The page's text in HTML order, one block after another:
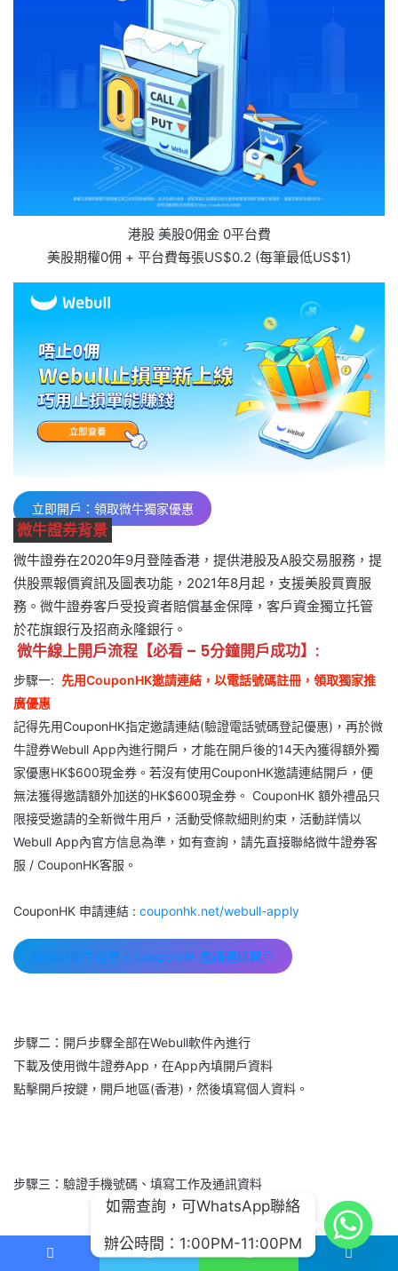
港股 美股0佣金 0平台費
美股期權0佣 + 平台費每張US$0.2 (每筆最低US$1)
立即開戶：領取微牛獨家優惠
微牛證券背景
微牛證券在2020年9月登陸香港，提供港股及A股交易服務，提
供股票報價資訊及圖表功能，2021年8月起，支援美股買賣服
務。微牛證券客戶受投資者賠償基金保障，客戶資金獨立托管
於花旗銀行及招商永隆銀行。
微牛線上開戶流程【必看 – 5分鐘開戶成功】:
步驟一: 先用CouponHK邀請連結，以電話號碼註冊，領取獨家推
廣優惠
記得先用CouponHK指定邀請連結(驗證電話號碼登記優惠)，再於微
牛證券Webull App內進行開戶，才能在開戶後的14天內獲得額外獨
家優惠HK$600現金券。若沒有使用CouponHK邀請連結開戶，便
無法獲得邀請額外加送的HK$600現金券。 CouponHK 額外禮品只
限接受邀請的全新微牛用戶，活動受條款細則約束，活動詳情以
Webull App內官方信息為準，如有查詢，請先直接聯絡微牛證券客
服 / CouponHK客服。
CouponHK 申請連結 : couponhk.net/webull-apply
Webull微牛證券 x CouponHK 邀請連結開戶
步驟二：開戶步驟全部在Webull軟件內進行
下載及使用微牛證券App，在App內填開戶資料
點擊開戶按鍵，開戶地區(香港)，然後填寫個人資料。
步驟三：驗證手機號碼、填寫工作及通訊資料
如需查詢，可WhatsApp聯絡
辦公時間：1:00PM-11:00PM